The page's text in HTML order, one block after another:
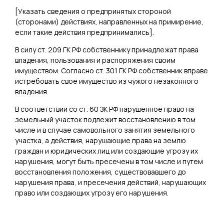
[Указать сведения о предпринятых стороной
(сторонами) действиях, направленных на примирение,
если такие действия предпринимались].
В силу ст. 209 ГК РФ собственнику принадлежат права
владения, пользования и распоряжения своим
имуществом. Согласно ст. 301 ГК РФ собственник вправе
истребовать свое имущество из чужого незаконного
владения.
В соответствии со ст. 60 ЗК РФ нарушенное право на
земельный участок подлежит восстановлению в том
числе и в случае самовольного занятия земельного
участка, а действия, нарушающие права на землю
граждан и юридических лиц или создающие угрозу их
нарушения, могут быть пресечены в том числе и путем
восстановления положения, существовавшего до
нарушения права, и пресечения действий, нарушающих
право или создающих угрозу его нарушения.